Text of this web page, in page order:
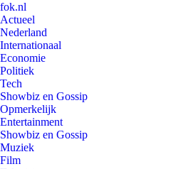
fok.nl
Actueel
Nederland
Internationaal
Economie
Politiek
Tech
Showbiz en Gossip
Opmerkelijk
Entertainment
Showbiz en Gossip
Muziek
Film